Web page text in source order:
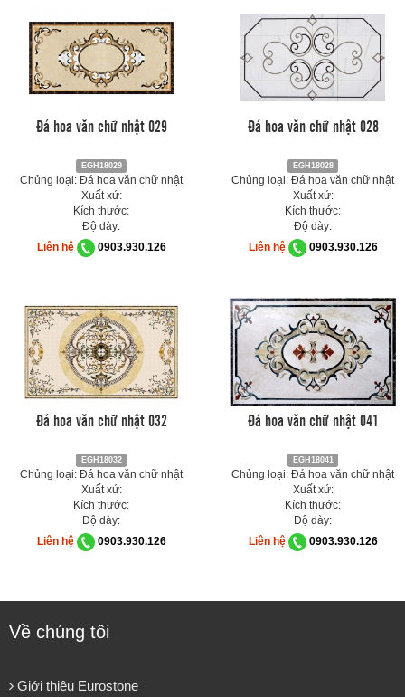
Đá hoa văn chữ nhật 029
EGH18029
Chủng loại: Đá hoa văn chữ nhật
Xuất xứ:
Kích thước:
Độ dày:
Liên hệ
0903.930.126
Đá hoa văn chữ nhật 028
EGH18028
Chủng loại: Đá hoa văn chữ nhật
Xuất xứ:
Kích thước:
Độ dày:
Liên hệ
0903.930.126
Đá hoa văn chữ nhật 032
EGH18032
Chủng loại: Đá hoa văn chữ nhật
Xuất xứ:
Kích thước:
Độ dày:
Liên hệ
0903.930.126
Đá hoa văn chữ nhật 041
EGH18041
Chủng loại: Đá hoa văn chữ nhật
Xuất xứ:
Kích thước:
Độ dày:
Liên hệ
0903.930.126
Về chúng tôi
Giới thiệu Eurostone